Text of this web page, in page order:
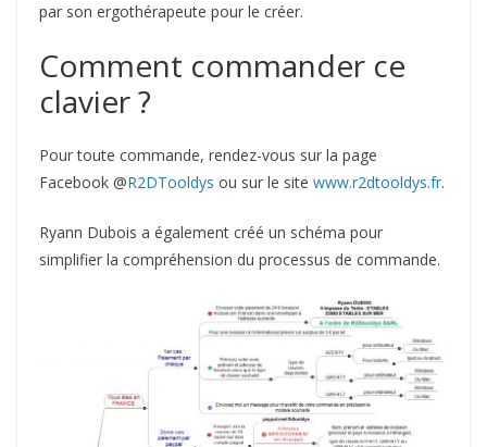
par son ergothérapeute pour le créer.
Comment commander ce
clavier ?
Pour toute commande, rendez-vous sur la page
Facebook @R2DTooldys ou sur le site www.r2dtooldys.fr.
Ryann Dubois a également créé un schéma pour
simplifier la compréhension du processus de commande.